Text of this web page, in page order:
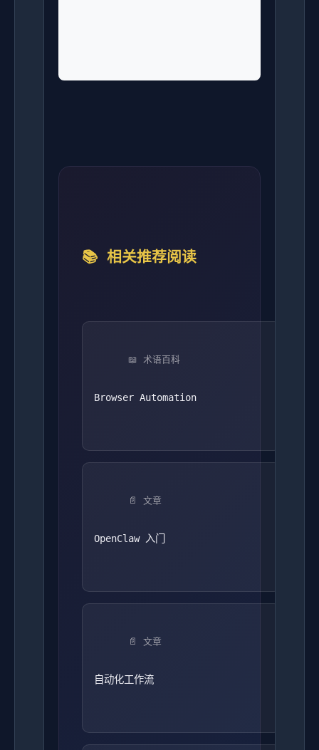
📚 相关推荐阅读
📖 术语百科
Browser Automation
📄 文章
OpenClaw 入门
📄 文章
自动化工作流